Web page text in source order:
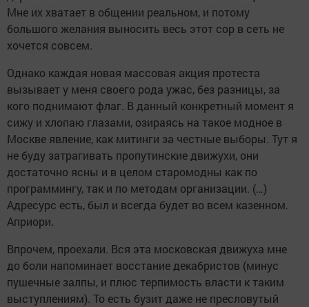
Мне их хватает в общении реальном, и потому
большого желания выносить весь этот сор в сеть не
хочется совсем.
Однако каждая новая массовая акция протеста
вызывает у меня своего рода ужас, без разницы, за
кого поднимают флаг. В данный конкретный момент я
сижу и хлопаю глазами, озираясь на такое модное в
Москве явление, как митинги за честные выборы. Тут я
не буду затрагивать пропутинские движухи, они
достаточно ясны и в целом старомодны как по
программингу, так и по методам организации. (…)
Адресурс есть, был и всегда будет во всем казенном.
Априори.
Впрочем, проехали. Вся эта московская движуха мне
до боли напоминает восстание декабристов (минус
пушечные залпы, и плюс терпимость власти к таким
выступлениям). То есть бузит даже не пресловутый